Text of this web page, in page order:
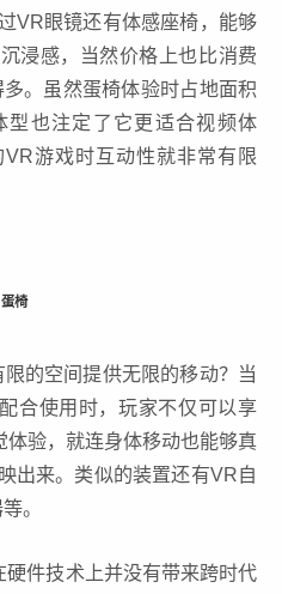
VR眼镜还有体感座椅，能够
浸感，当然价格上也比消费
。虽然蛋椅体验时占地面积
型也注定了它更适合视频体
游戏时互动性就非常有限
蛋椅
的空间提供无限的移动？当
合使用时，玩家不仅可以享
体验，就连身体移动也能够真
出来。类似的装置还有VR自
。
硬件技术上并没有带来跨时代